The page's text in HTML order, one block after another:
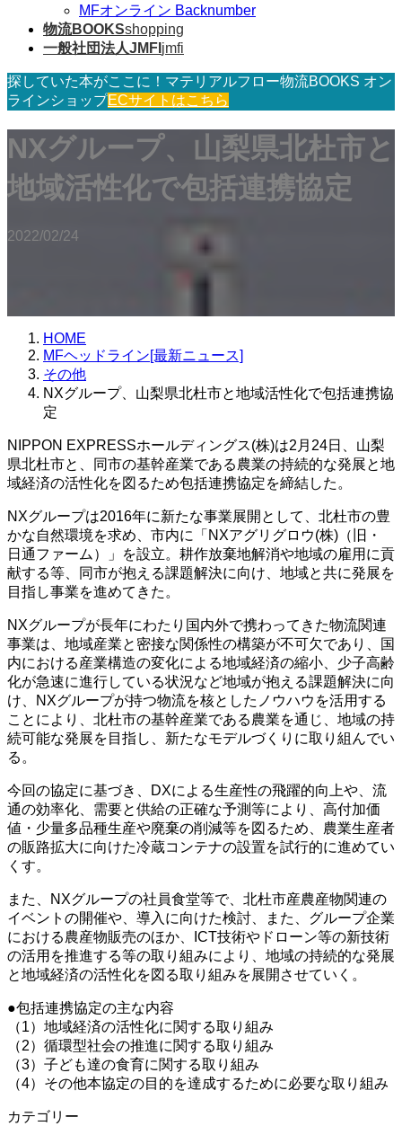
MFオンライン Backnumber
物流BOOKSshopping
一般社団法人JMFI jmfi
探していた本がここに！マテリアルフロー物流BOOKS オン
ラインショップECサイトはこちら
NXグループ、山梨県北杜市と
地域活性化で包括連携協定
2022/02/24
HOME
MFヘッドライン[最新ニュース]
その他
NXグループ、山梨県北杜市と地域活性化で包括連携協
定
NIPPON EXPRESSホールディングス(株)は2月24日、山梨
県北杜市と、同市の基幹産業である農業の持続的な発展と地
域経済の活性化を図るため包括連携協定を締結した。
NXグループは2016年に新たな事業展開として、北杜市の豊
かな自然環境を求め、市内に「NXアグリグロウ(株)（旧・
日通ファーム）」を設立。耕作放棄地解消や地域の雇用に貢
献する等、同市が抱える課題解決に向け、地域と共に発展を
目指し事業を進めてきた。
NXグループが長年にわたり国内外で携わってきた物流関連
事業は、地域産業と密接な関係性の構築が不可欠であり、国
内における産業構造の変化による地域経済の縮小、少子高齢
化が急速に進行している状況など地域が抱える課題解決に向
け、NXグループが持つ物流を核としたノウハウを活用する
ことにより、北杜市の基幹産業である農業を通じ、地域の持
続可能な発展を目指し、新たなモデルづくりに取り組んでい
る。
今回の協定に基づき、DXによる生産性の飛躍的向上や、流
通の効率化、需要と供給の正確な予測等により、高付加価
値・少量多品種生産や廃棄の削減等を図るため、農業生産者
の販路拡大に向けた冷蔵コンテナの設置を試行的に進めてい
くす。
また、NXグループの社員食堂等で、北杜市産農産物関連の
イベントの開催や、導入に向けた検討、また、グループ企業
における農産物販売のほか、ICT技術やドローン等の新技術
の活用を推進する等の取り組みにより、地域の持続的な発展
と地域経済の活性化を図る取り組みを展開させていく。
●包括連携協定の主な内容
（1）地域経済の活性化に関する取り組み
（2）循環型社会の推進に関する取り組み
（3）子ども達の食育に関する取り組み
（4）その他本協定の目的を達成するために必要な取り組み
カテゴリー